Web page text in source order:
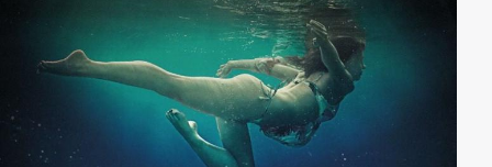
und das Familienanwesen damit retten können?